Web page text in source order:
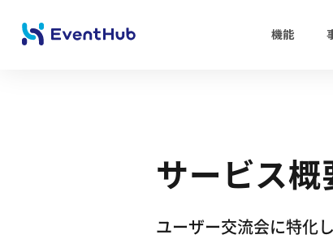
機能
サービス
ユーザー交流会に特化